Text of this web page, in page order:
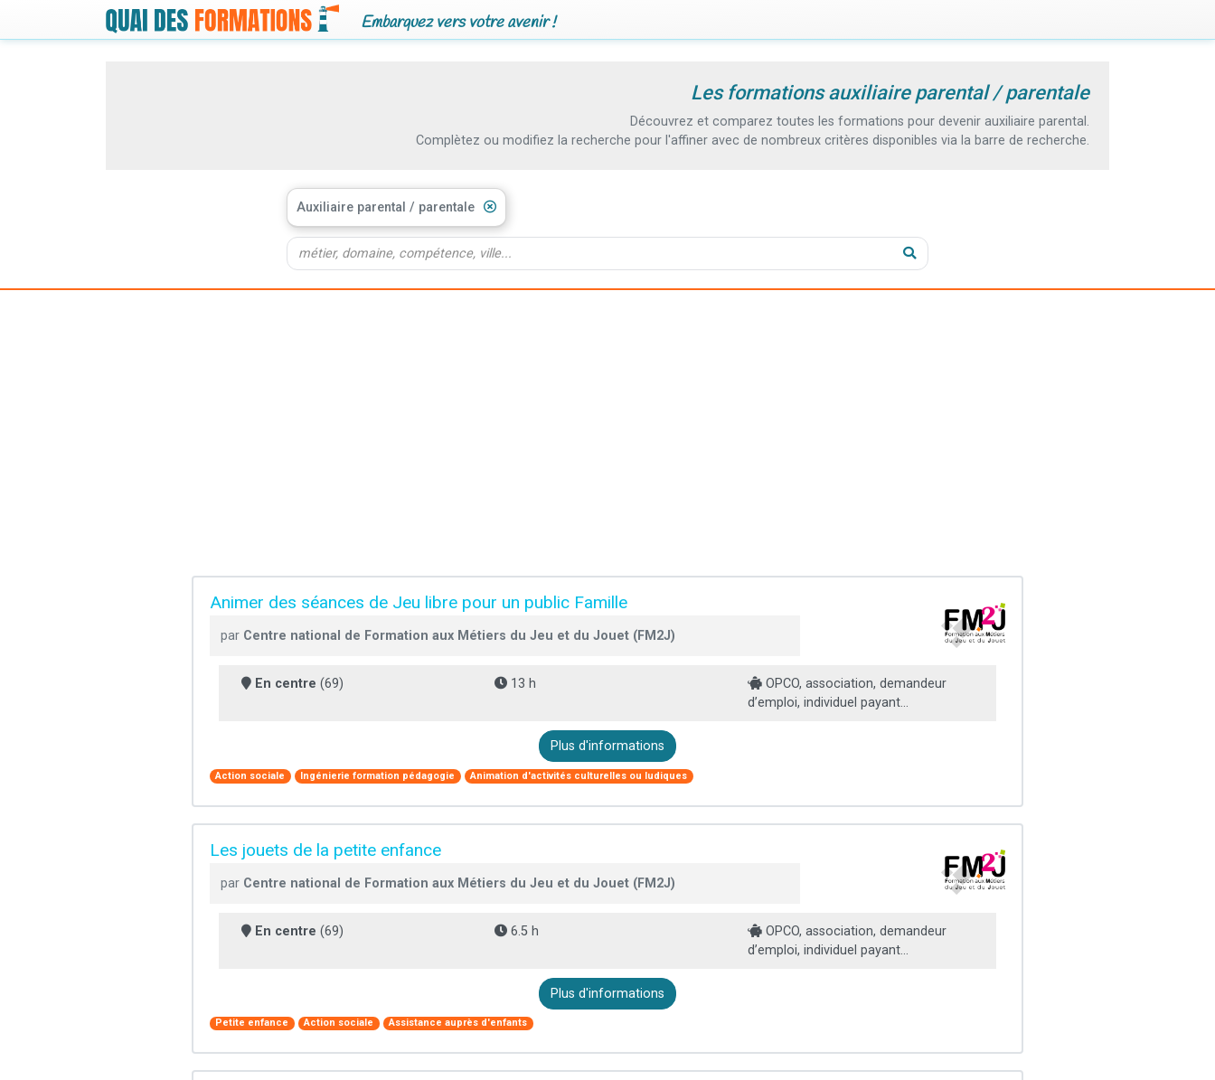
Embarquez vers votre avenir !
Les formations auxiliaire parental / parentale
Découvrez et comparez toutes les formations pour devenir auxiliaire parental.
Complètez ou modifiez la recherche pour l'affiner avec de nombreux critères disponibles via la barre de recherche.
Auxiliaire parental / parentale
Animer des séances de Jeu libre pour un public Famille
par Centre national de Formation aux Métiers du Jeu et du Jouet (FM2J)
En centre (69) 13 h
OPCO, association, demandeur
d’emploi, individuel payant...
Plus d'informations
Action sociale Ingénierie formation pédagogie Animation d'activités culturelles ou ludiques
Les jouets de la petite enfance
par Centre national de Formation aux Métiers du Jeu et du Jouet (FM2J)
En centre (69) 6.5 h
OPCO, association, demandeur
d’emploi, individuel payant...
Plus d'informations
Petite enfance Action sociale Assistance auprès d'enfants